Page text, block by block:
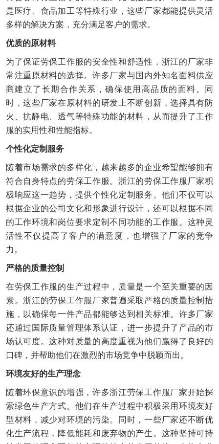
是医疗、食品加工等特殊行业，这些厂家都能提供灵活
多样的解决方案，充分满足客户的需求。
优质的原材料
为了保证劳保工作服的安全性和舒适性，浙江的厂家非
常注重原材料的选择。许多厂家与国内外知名面料供应
商建立了长期合作关系，确保使用高品质的面料。同
时，这些厂家在原材料的研发上不断创新，选择具有防
火、抗静电、透气等特殊功能的材料，从而提升了工作
服的实用性和性能指标。
个性化定制服务
随着市场需求的多样化，越来越多的企业希望能够拥有
符合自身特点的劳保工作服。浙江的劳保工作服厂家积
极响应这一趋势，提供个性化定制服务。他们不仅可以
根据企业的公司文化和形象进行设计，还可以根据不同
的工作环境和岗位要求定制不同功能的工作服。这种灵
活性不仅提高了客户的满意度，也增强了厂家的竞争
力。
严格的质量控制
在劳保工作服的生产过程中，质量是一个至关重要的因
素。浙江的劳保工作服厂家普遍采取严格的质量控制措
施，以确保每一件产品都能够达到相关标准。许多厂家
还通过国际质量管理体系认证，进一步提升了产品的市
场认可度。这种对质量的高度重视为他们赢得了良好的
口碑，并帮助他们在激烈的市场竞争中脱颖而出。
环境友好的生产理念
随着环保意识的增强，许多浙江劳保工作服厂家开始探
索绿色生产方式。他们在生产过程中积极采用环境友好
型材料，减少对环境的污染。同时，一些厂家还不断优
化生产流程，降低能耗和废弃物的产生。这种坚持可持